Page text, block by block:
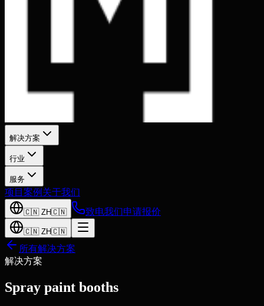
解决方案
行业
服务
项目案例 关于我们
🇨🇳 ZH🇨🇳 致电我们申请报价
🇨🇳 ZH🇨🇳
所有解决方案
解决方案
Spray paint booths